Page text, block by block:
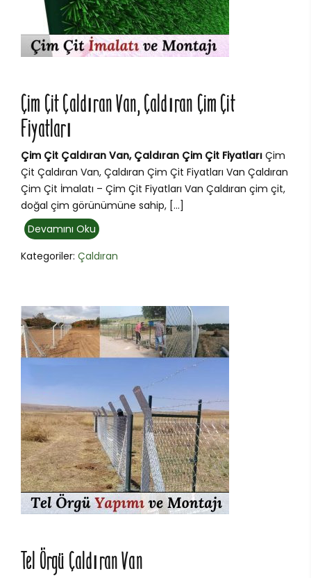
Çim Çit Çaldıran Van, Çaldıran Çim Çit
Fiyatları
Çim Çit Çaldıran Van, Çaldıran Çim Çit Fiyatları Çim
Çit Çaldıran Van, Çaldıran Çim Çit Fiyatları Van Çaldıran
Çim Çit İmalatı – Çim Çit Fiyatları Van Çaldıran çim çit,
doğal çim görünümüne sahip, […]
Devamını Oku
Kategoriler: Çaldıran
Tel Örgü Çaldıran Van